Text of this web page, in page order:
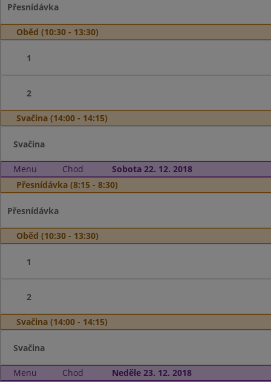
Přesnídávka
Oběd (10:30 - 13:30)
1
2
Svačina (14:00 - 14:15)
Svačina
Menu Chod
Sobota 22. 12. 2018
Přesnídávka (8:15 - 8:30)
Přesnídávka
Oběd (10:30 - 13:30)
1
2
Svačina (14:00 - 14:15)
Svačina
Menu Chod
Neděle 23. 12. 2018